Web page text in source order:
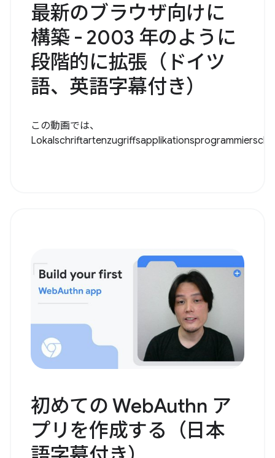
最新のブラウザ向けに
構築 - 2003 年のように
段階的に拡張（ドイツ
語、英語字幕付き）
この動画では、
初めての WebAuthn ア
プリを作成する（日本